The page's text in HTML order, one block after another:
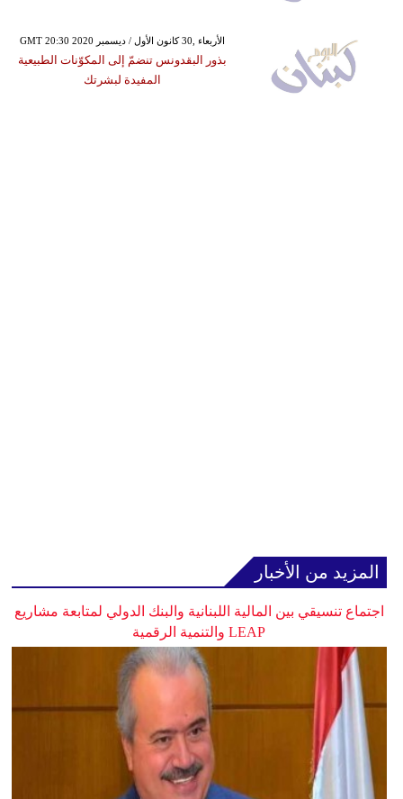
GMT 20:30 2020 الأربعاء ,30 كانون الأول / ديسمبر
بذور البقدونس تنضمّ إلى المكوّنات الطبيعية
المفيدة لبشرتك
المزيد من الأخبار
اجتماع تنسيقي بين المالية اللبنانية والبنك الدولي لمتابعة مشاريع
LEAP والتنمية الرقمية